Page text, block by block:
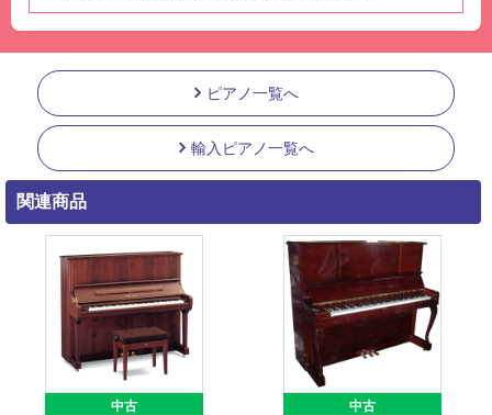
ピアノ一覧へ
輸入ピアノ一覧へ
関連商品
中古 中古